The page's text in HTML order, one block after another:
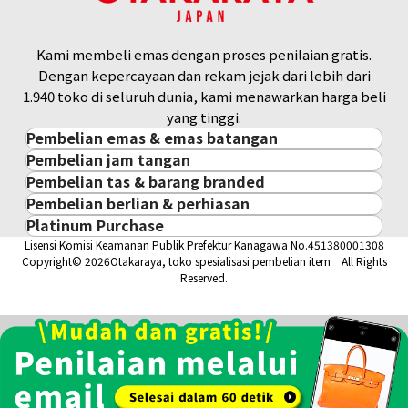
Omega Constellation
123.15.27.60.05.002
Referensi Harga Buyback
Tanggal Pembelian: Juni
2024
1631.77.12
Referensi Harga Buyback
Tanggal Pembelian:
November 2023
Kami membeli emas dengan proses penilaian gratis.
Dengan kepercayaan dan rekam jejak dari lebih dari
1.940 toko di seluruh dunia, kami menawarkan harga beli
yang tinggi.
Pembelian emas & emas batangan
Pembelian emas & emas batangan
Emas Batangan / Gold Bar
Koin Emas
Harga Pasar Emas / Kurs Emas
Aksesoris Emas
Pembelian jam tangan
Pembelian jam tangan
ROLEX
PATEK PHILIPPE
AUDEMARS PIGUET
VACHERON CONSTANTIN
BREGUEST
Pembelian tas & barang branded
Pembelian tas & barang branded
Cartier
LOUIS VUITTON
Hermès
CELINE
Fendi
Dior
Gucci
Pembelian berlian & perhiasan
Pembelian berlian & perhiasan
Berlian
Zamrud
Rubi
Platinum Purchase
Platinum
Lisensi Komisi Keamanan Publik Prefektur Kanagawa No.451380001308
Copyright© 2026Otakaraya, toko spesialisasi pembelian item All Rights
Reserved.